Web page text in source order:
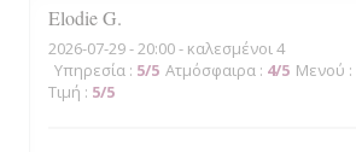
ElodieG
2026-07-29- 20:00 - καλεσμένοι 4
Υπηρεσία : 5/5 Ατμόσφαιρα : 4/5 Μενού :
Τιμή : 5/5